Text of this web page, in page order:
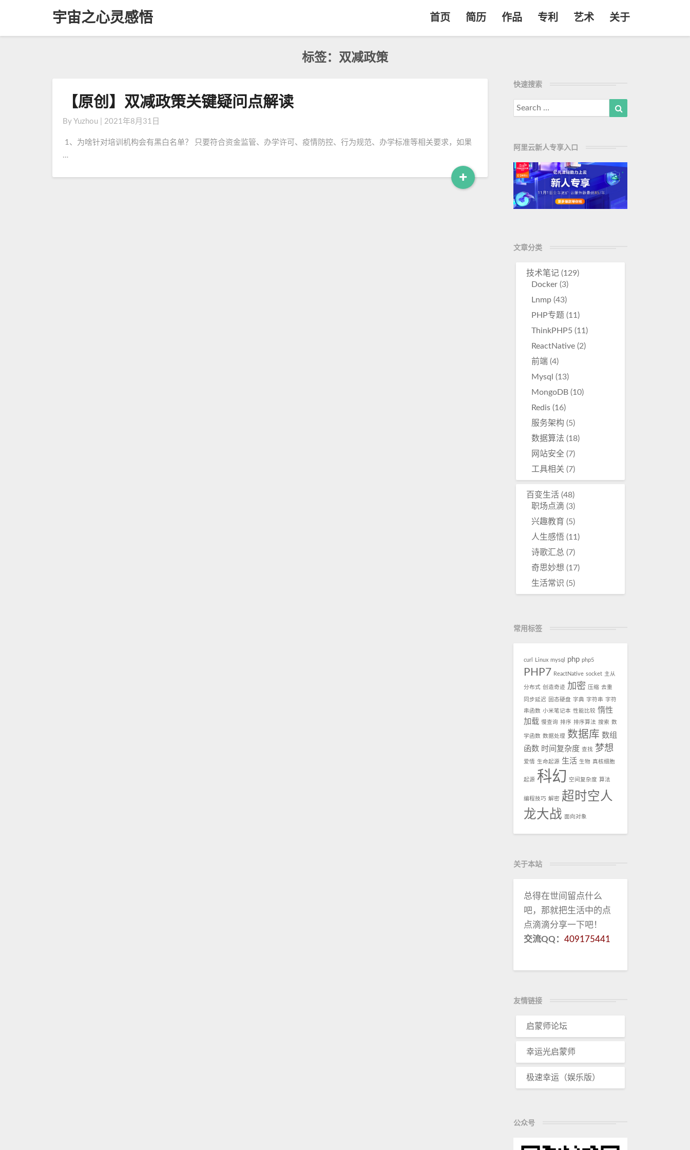
宇宙之心灵感悟 首页 简历 作品 专利 艺术 关于
标签：双减政策
创
】
政
【原创】双减政策关键疑问点解读
By Yuzhou 2021年8月31日
1、为啥针对培训机构会有黑白名单？ 只要符合资金监管、办学许可、疫情防控、行为规范、办学标准等相关要求，如果
…
+ R
e
快速搜索
Search
for:
阿里云新人专享入口
文章分类
技术笔记(129)
Docker(3)
Lnmp(43)
PHP专题 (11)
ThinkPHP5(11)
ReactNative(2)
前端(4)
Mysql (13)
MongoDB(10)
Redis(16)
服务架构 (5)
数据算法 (18)
网站安全(7)
工具相关 (7)
百变生活(48)
职场点滴 (3)
兴趣教育 (5)
人生感悟(11)
诗歌汇总 (7)
奇思妙想 (17)
生活常识 (5)
常用标签
curl Linux mysql php php5
PHP7 ReactNative socket 主从
分布式 创造奇迹 加密 压缩 去重
同步延迟 固态硬盘 字典 字符串 字符
串函数 小米笔记本 性能比较 惰性
加载 慢查询 排序 排序算法 搜索 数
学函数 数据处理 数据库 数组
函数 时间复杂度 查找 梦想
爱情 生命起源 生活 生物 真核细胞
起源 科幻 空间复杂度 算法
编程技巧 解密 超时空人
龙大战 面向对象
关于本站
总得在世间留点什么
吧，那就把生活中的点
点滴滴分享一下吧！
交流QQ： 409175441
友情链接
启蒙师论坛
幸运光启蒙师
极速幸运（娱乐版）
公众号